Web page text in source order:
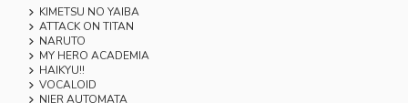
KIMETSU NO YAIBA
ATTACK ON TITAN
NARUTO
MY HERO ACADEMIA
HAIKYU!!
VOCALOID
NIER AUTOMATA